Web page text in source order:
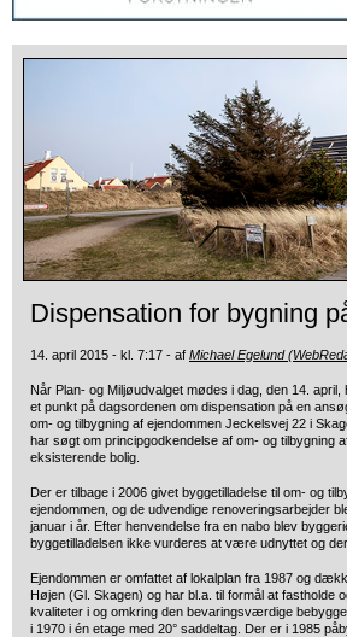
Dispensation for bygning
14. april 2015 - kl. 7:17 - af Michael Egelund
Når Plan- og Miljøudvalget mødes i dag, den 14. april,
et punkt på dagsordenen om dispensation på en
om- og tilbygning af ejendommen Jeckelsvej 22 i
har søgt om principgodkendelse af om- og tilbygning
eksisterende bolig.
Der er tilbage i 2006 givet byggetilladelse til om- og
ejendommen, og de udvendige renoveringsarbejder
januar i år. Efter henvendelse fra en nabo blev
byggetilladelsen ikke vurderes at være udnyttet og
Ejendommen er omfattet af lokalplan fra 1987 og
Højen (Gl. Skagen) og har bl.a. til formål at fastholde
kvaliteter i og omkring den bevaringsværdige
i 1970 i én etage med 20° saddeltag. Der er i 1985